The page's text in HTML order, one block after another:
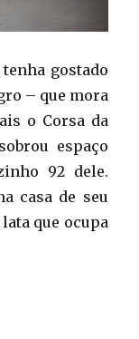
gostado
– que mora
o Corsa da
espaço
92 dele.
casa de seu
que ocupa